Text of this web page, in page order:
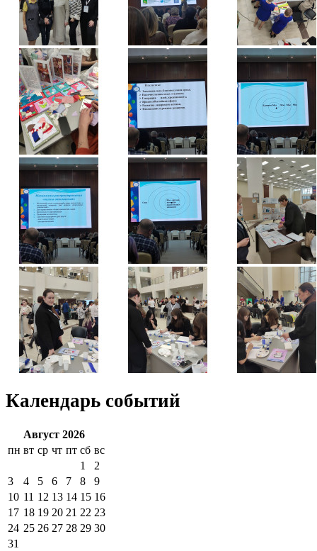
Календарь событий
Август 2026
пн вт ср чт пт сб вс
1
2
3
4 5 6 7 8
9
10 11 12 13 14 15 16
17 18 19 20 21 22 23
24 25 26 27 28 29 30
31